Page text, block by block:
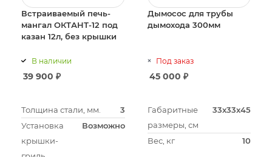
Встраиваемый печь-
мангал ОКТАНТ-12 под
казан 12л, без крышки
В наличии
39 900 ₽
Толщина стали, мм.
3
Установка
крышки-
Возможно
Дымосос для трубы
дымохода 300мм
Под заказ
45 000 ₽
Габаритные
размеры, см
33х33х45
Вес, кг 10